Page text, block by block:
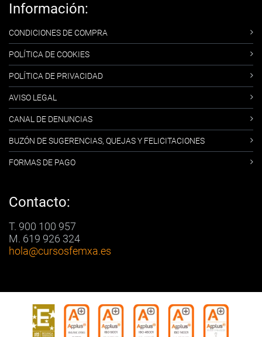
Información:
CONDICIONES DE COMPRA
POLÍTICA DE COOKIES
POLÍTICA DE PRIVACIDAD
AVISO LEGAL
CANAL DE DENUNCIAS
BUZÓN DE SUGERENCIAS, QUEJAS Y FELICITACIONES
FORMAS DE PAGO
Contacto:
T. 900 100 957
M. 619 926 324
hola@cursosfemxa.es